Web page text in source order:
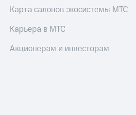
Карта салонов экосистемы МТС
Карьера в МТС
Акционерам и инвесторам